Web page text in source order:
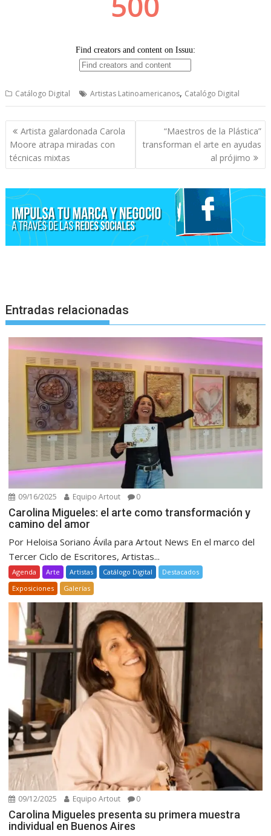
Catálogo Digital Artistas Latinoamericanos, Catalógo Digital
Navegación
de
entradas
Artista galardonada Carola
Moore atrapa miradas con
técnicas mixtas
“Maestros de la Plástica”
transforman el arte en ayudas
al prójimo
Entradas relacionadas
09/16/2025 Equipo Artout 0
Carolina Migueles: el arte como transformación y
camino del amor
Por Heloisa Soriano Ávila para Artout News En el marco del
Tercer Ciclo de Escritores, Artistas...
Agenda Arte Artistas Catálogo Digital
Destacados
Exposiciones
Galerías
09/12/2025 Equipo Artout 0
Carolina Migueles presenta su primera muestra
individual en Buenos Aires